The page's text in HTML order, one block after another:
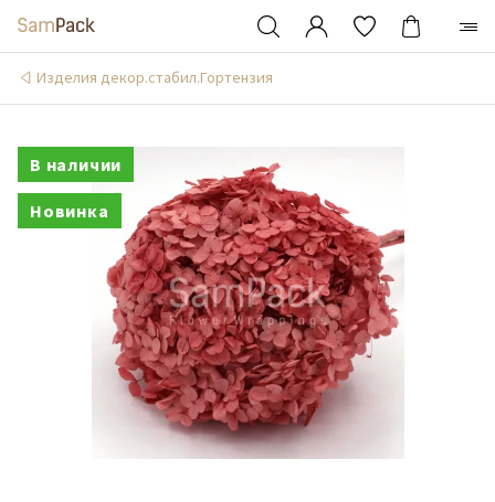
Изделия декор.стабил.Гортензия
В наличии
Новинка